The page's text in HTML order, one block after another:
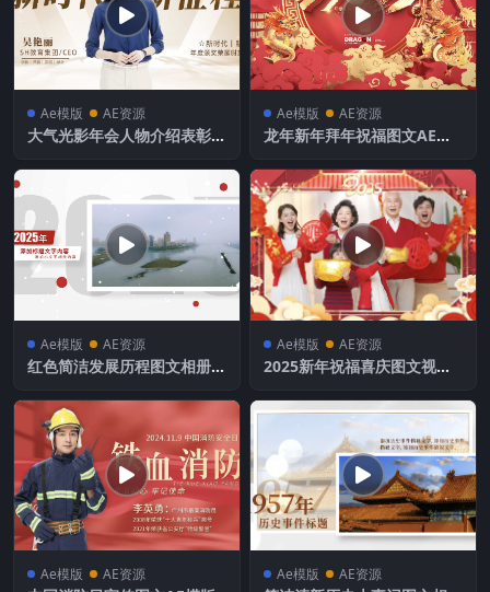
Ae模版 AE资源
大气光影年会人物介绍表彰图
Ae模版 AE资源
龙年新年拜年祝福图文AE模
Ae模版 AE资源
红色简洁发展历程图文相册展
Ae模版 AE资源
2025新年祝福喜庆图文视频
Ae模版 AE资源 Ae模版 AE资源